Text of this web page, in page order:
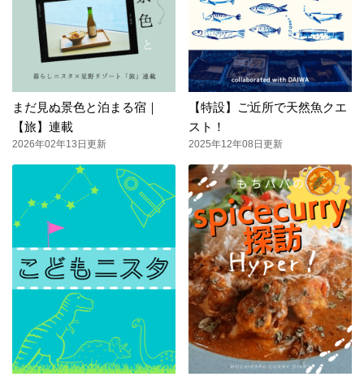
まだ見ぬ景色と泊まる宿｜
【旅】連載
2026年02年13日更新
【特設】ご近所で天然魚クエ
スト！
2025年12年08日更新